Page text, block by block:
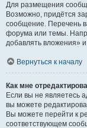
Для размещения
Возможно, придётся
сообщение. Перечень
форума или темы.
добавлять вложения» и
Вернуться к началу
Как мне
Если вы не являетесь
вы можете
Вы можете перейти к
соответствующем